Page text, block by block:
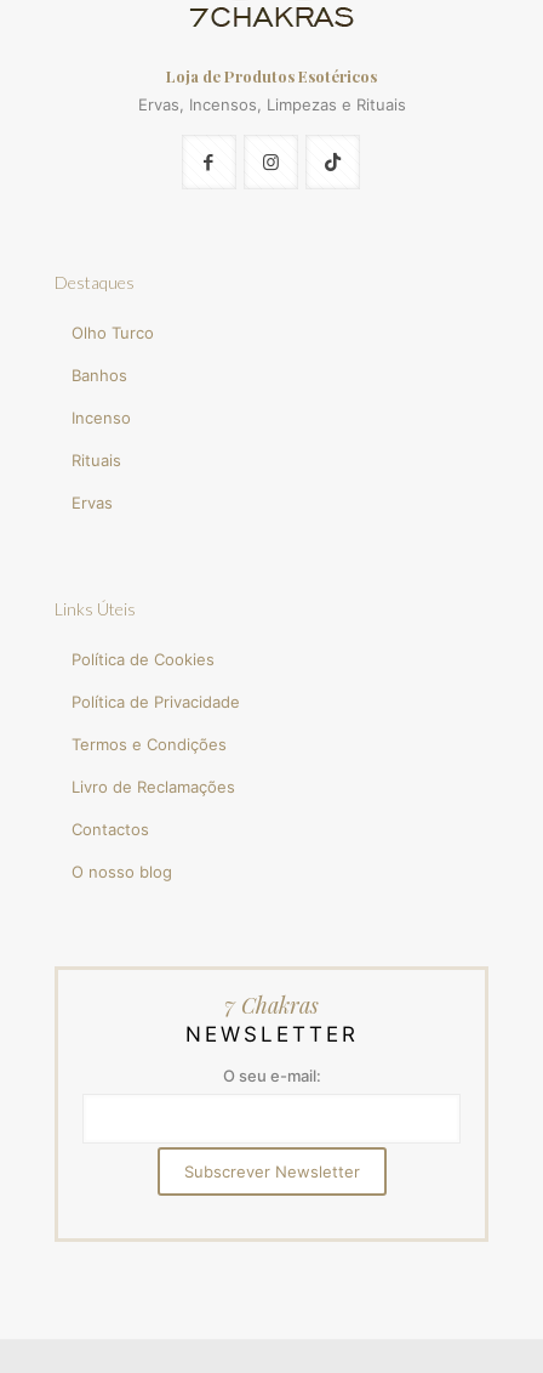
Loja de Produtos Esotéricos
Ervas, Incensos, Limpezas e Rituais
Destaques
Olho Turco
Banhos
Incenso
Rituais
Ervas
Links Úteis
Política de Cookies
Política de Privacidade
Termos e Condições
Livro de Reclamações
Contactos
O nosso blog
7 Chakras
NEWSLETTER
O seu e-mail: